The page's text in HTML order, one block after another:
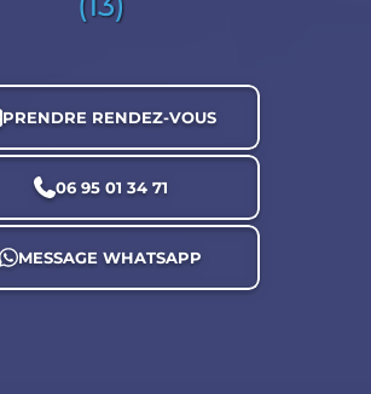
PRENDRE RENDEZ-VOUS
06 95 01 34 71
MESSAGE WHATSAPP